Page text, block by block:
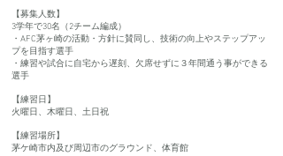
【募集人数】
3学年で30名（2チーム編成）
・AFC茅ヶ崎の活動・方針に賛同し、技術の向上やステップアッ
プを目指す選手
・練習や試合に自宅から遅刻、欠席せずに３年間通う事ができる
選手
【練習日】
火曜日、木曜日、土日祝​
【練習場所】
茅ケ崎市内及び周辺市のグラウンド、体育館